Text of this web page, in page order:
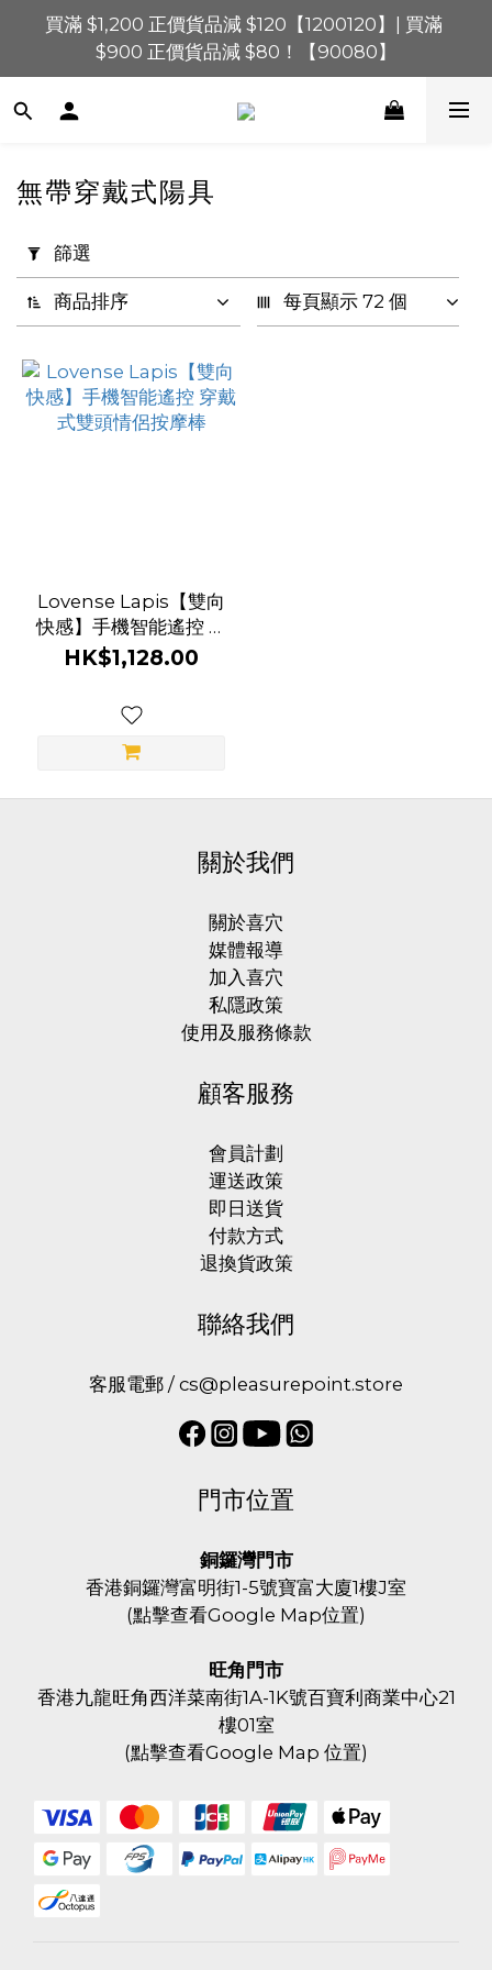
買滿 $1,200 正價貨品減 $120【1200120】| 買滿
$900 正價貨品減 $80！【90080】
買滿 $1,200 正價貨品減 $120【1200120】| 買滿
$900 正價貨品減 $80！【90080】
買滿 $600 正價貨品減 $40【60040】| 買滿 $400 正
📢 系統維護通知 – SHOPLINE Payments FPS將於
2026 年 8 月 9 日（日）凌晨 01:00 至 11:00 暫停交易
買滿 $1,200 正價貨品減 $120【1200120】| 買滿
$900 正價貨品減 $80！【90080】
套
篩
(0/20)
價格
(HK$)
牌
Lovense
無帶穿戴式陽具
篩選
商品排序 每頁顯示 72 個
Lovense Lapis【雙向
快感】手機智能遙控 穿
戴式雙頭情侶按摩棒
HK$1,128.00
關於我們
關於喜穴
媒體報導
加入喜穴
私隱政策
使用及服務條款
顧客服務
會員計劃
運送政策
即日送貨
付款方式
退換貨政策
聯絡我們
客服電郵 / cs@pleasurepoint.store
門市位置
銅鑼灣門市
香港銅鑼灣富明街1-5號寶富大廈1樓J室
(點擊查看Google Map位置)
旺角門市
香港九龍旺角西洋菜南街1A-1K號百寶利商業中心21
樓01室
(點擊查看Google Map 位置)